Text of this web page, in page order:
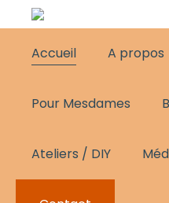
Accueil A propos
Pour Mesdames
Ateliers / DIY